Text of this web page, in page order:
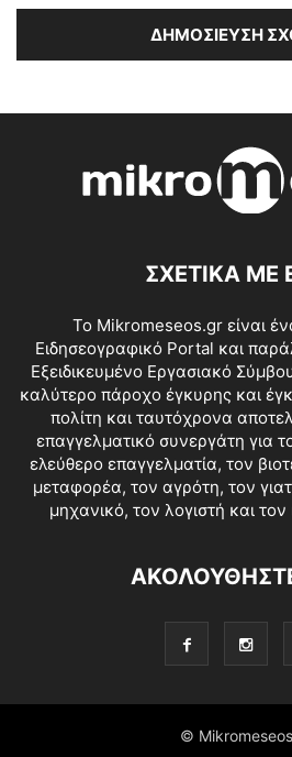
ΣΧΕΤΙΚΑ ΜΕ
Το Mikromeseos.gr είναι
Ειδησεογραφικό Portal και
Εξειδικευμένο Εργασιακό
καλύτερο πάροχο έγκυρης και
πολίτη και ταυτόχρονα
επαγγελματικό συνεργάτη για
ελεύθερο επαγγελματία, τον
μεταφορέα, τον αγρότη, τον
μηχανικό, τον λογιστή και
©